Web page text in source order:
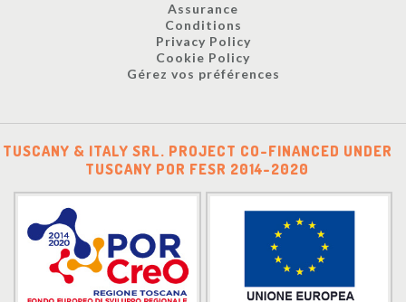
Assurance
Conditions
Privacy Policy
Cookie Policy
Gérez vos préférences
TUSCANY & ITALY SRL. PROJECT CO-FINANCED UNDER
TUSCANY POR FESR 2014-2020